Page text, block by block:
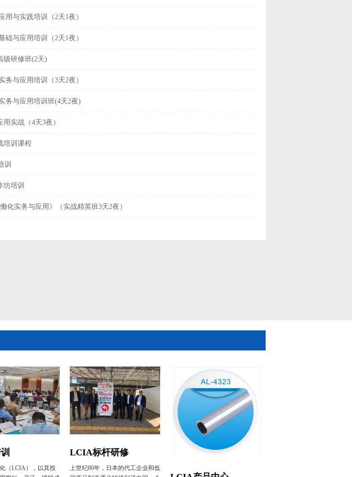
与实践培训（2天1夜）
与应用培训（2天1夜）
研修班(2天)
与应用培训（3天2夜）
与应用培训班(4天2夜)
实战（4天3夜）
培训课程
训
培训
实务与应用》（实战精英班3天2夜）
（LCIA），以其投
LCIA标杆研修
上世纪80年，日本的代工企业和低